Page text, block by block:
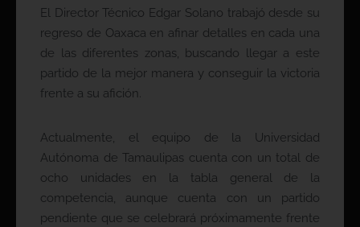
El Director Técnico Edgar Solano trabajó desde su
regreso de Oaxaca en afinar detalles en cada una
de las diferentes zonas, buscando llegar a este
partido de la mejor manera y conseguir la victoria
frente a su afición.
Actualmente, el equipo de la Universidad
Autónoma de Tamaulipas cuenta con un total de
ocho unidades en la tabla general de la
competencia, aunque cuenta con un partido
pendiente que se celebrará próximamente frente